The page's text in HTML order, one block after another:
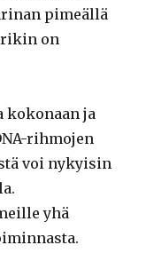
pimeällä
on
kokonaan ja
rihmojen
voi nykyisin
yhä